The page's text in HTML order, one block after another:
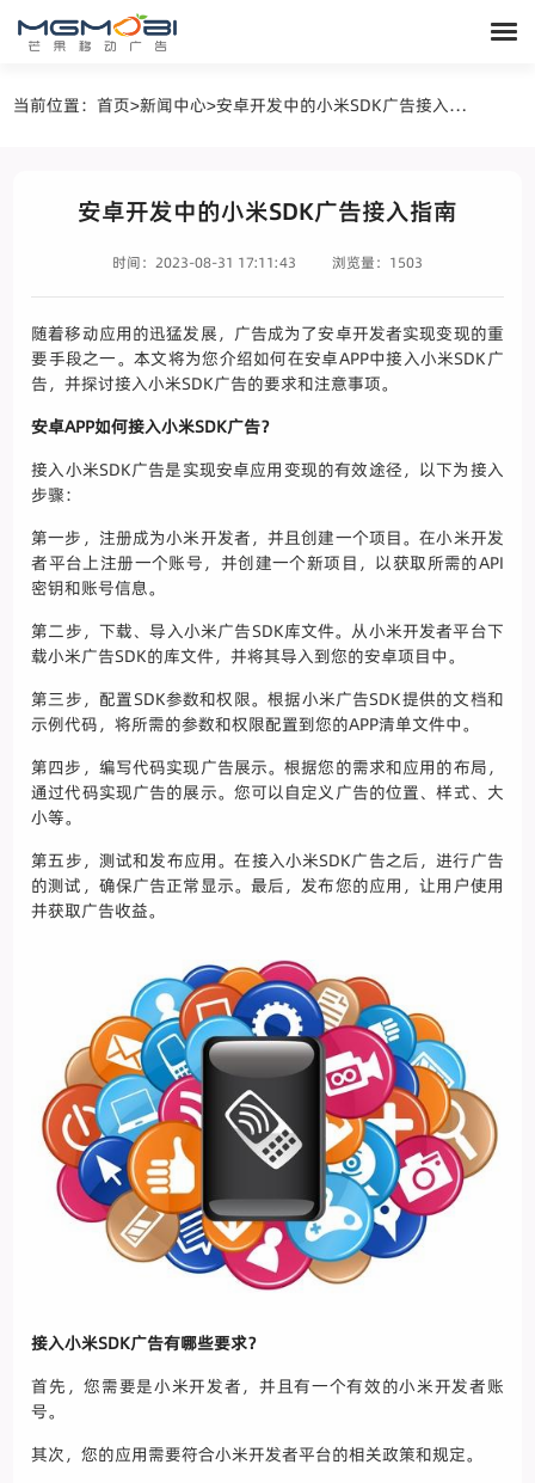
当前位置：首页>新闻中心> 安卓开发中的小米SDK广告接入指南
安卓开发中的小米SDK广告接入指南
时间：2023-08-31 17:11:43 浏览量：1503
随着移动应用的迅猛发展，广告成为了安卓开发者实现变现的重
要手段之一。本文将为您介绍如何在安卓APP中接入小米SDK广
告，并探讨接入小米SDK广告的要求和注意事项。
安卓APP如何接入小米SDK广告？
接入小米SDK广告是实现安卓应用变现的有效途径，以下为接入
步骤：
第一步，注册成为小米开发者，并且创建一个项目。在小米开发
者平台上注册一个账号，并创建一个新项目，以获取所需的API
密钥和账号信息。
第二步，下载、导入小米广告SDK库文件。从小米开发者平台下
载小米广告SDK的库文件，并将其导入到您的安卓项目中。
第三步，配置SDK参数和权限。根据小米广告SDK提供的文档和
示例代码，将所需的参数和权限配置到您的APP清单文件中。
第四步，编写代码实现广告展示。根据您的需求和应用的布局，
通过代码实现广告的展示。您可以自定义广告的位置、样式、大
小等。
第五步，测试和发布应用。在接入小米SDK广告之后，进行广告
的测试，确保广告正常显示。最后，发布您的应用，让用户使用
并获取广告收益。
接入小米SDK广告有哪些要求？
首先，您需要是小米开发者，并且有一个有效的小米开发者账
号。
其次，您的应用需要符合小米开发者平台的相关政策和规定。